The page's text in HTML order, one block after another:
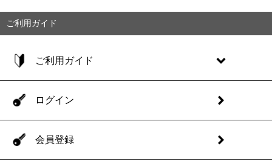
ご利用ガイド
ご利用ガイド
ログイン
会員登録